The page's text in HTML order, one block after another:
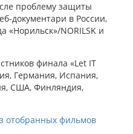
проблему защиты
документари в России,
NORILSK и
финала «Let IT
Германия, Испания,
США, Финляндия,
отобранных фильмов